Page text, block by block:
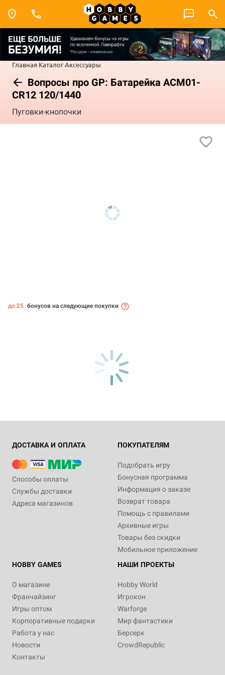
Главная КаталогАксессуары
Вопросы про GP: Батарейка ACM01-
CR12 120/1440
Пуговки-кнопочки
до 25 бонусов на следующие покупки
ДОСТАВКА И ОПЛАТА
Способы оплаты
Службы доставки
Адреса магазинов
ПОКУПАТЕЛЯМ
Подобрать игру
Бонусная программа
Информация о заказе
Возврат товара
Помощь с правилами
Архивные игры
Товары без скидки
Мобильное приложение
HOBBY GAMES
О магазине
Франчайзинг
Игры оптом
Корпоративные подарки
Работа у нас
Новости
Контакты
НАШИ ПРОЕКТЫ
Hobby World
Игрокон
Warforge
Мир фантастики
Берсерк
CrowdRepublic